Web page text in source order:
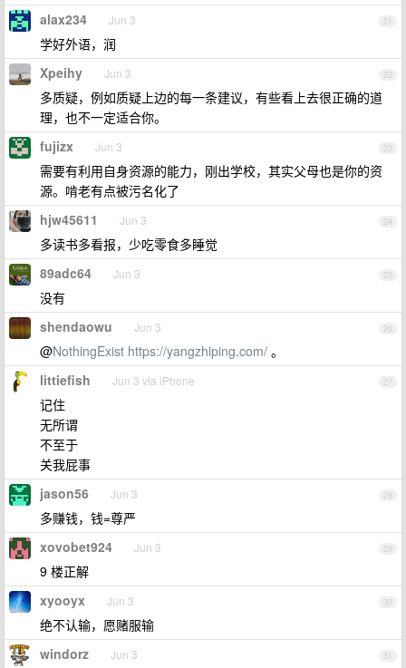
21
alax234 Jun 3
学好外语，润
22
Xpeihy Jun 3
多质疑，例如质疑上边的每一条建议，有些看上去很正确的道
理，也不一定适合你。
23
fujizx Jun 3
需要有利用自身资源的能力，刚出学校，其实父母也是你的资
源。啃老有点被污名化了
24
hjw45611 Jun 3
多读书多看报，少吃零食多睡觉
25
89adc64 Jun 3
没有
26
shendaowu Jun 3
@NothingExist https://yangzhiping.com/ 。
27
littiefish Jun 3 via iPhone
记住
无所谓
不至于
关我屁事
28
jason56 Jun 3
多赚钱，钱=尊严
29
xovobet924 Jun 3
9 楼正解
30
xyooyx Jun 3
绝不认输，愿赌服输
31
windorz Jun 3